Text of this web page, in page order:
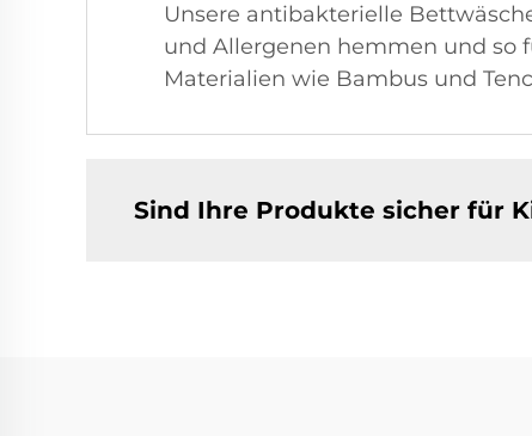
Unsere antibakterielle
und Allergenen hemmen und so
Materialien wie Bambus und
Sind Ihre Produkte sicher für